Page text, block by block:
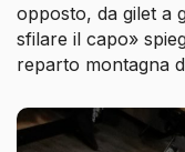
opposto, da gilet a
sfilare il capo»
reparto montagna